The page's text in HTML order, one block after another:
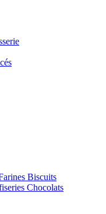
Biscuits
Chocolats